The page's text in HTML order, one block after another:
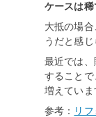
ケースは稀
大抵の場
うだと感
最近では
すること
増えていま
参考： リ